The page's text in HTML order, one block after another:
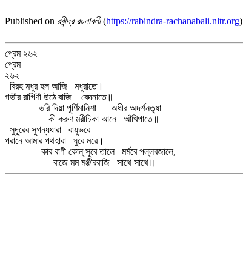
Published on রবীন্দ্র রচনাবলী(https://rabindra-rachanabali.nltr.org)
প্রেম ২৬২
প্রেম
২৬২
বিরহ মধুর হল আজি মধুরাতে।
গভীর রাগিণী উঠে বাজি বেদনাতে॥
ভরি দিয়া পূর্ণিমানিশা অধীর অদর্শনতৃষা
কী করুণ মরীচিকা আনে আঁখিপাতে॥
সুদূরের সুগন্ধধারা বায়ুভরে
পরানে আমার পথহারা ঘুরে মরে।
কার বাণী কোন্‌ সুরে তালে মর্মরে পল্লবজালে,
বাজে মম মঞ্জীররাজি সাথে সাথে॥